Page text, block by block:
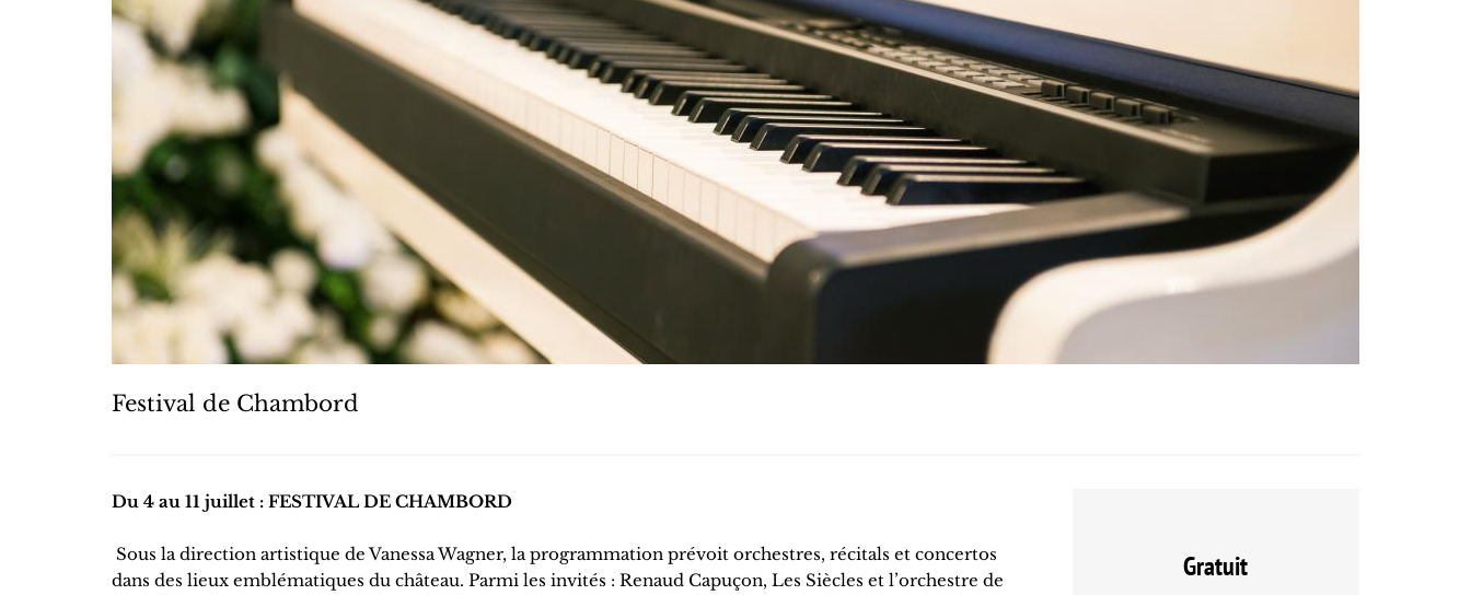
Festival de Chambord
Du 4 au 11 juillet : FESTIVAL DE CHAMBORD
Sous la direction artistique de Vanessa Wagner, la programmation prévoit orchestres, récitals et concertos
dans des lieux emblématiques du château. Parmi les invités : Renaud Capuçon, Les Siècles et l’orchestre de
Gratuit